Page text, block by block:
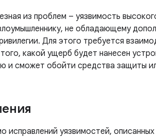
из проблем – уязвимость
не обладающему
Для этого требуется
какой ущерб будет нанесен
и сможет обойти средства защиты
исправлений уязвимостей,